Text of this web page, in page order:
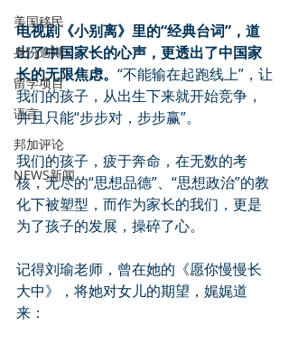
美国移民
身份逾期
留学项目
语言
邦加评论
NEWS新闻
电视剧《小别离》里的“经典台词”，道
出了中国家长的心声，更透出了中国家
长的无限焦虑。 “不能输在起跑线上”，让
我们的孩子，从出生下来就开始竞争，
并且只能“步步对，步步赢”。
我们的孩子，疲于奔命，在无数的考
核，无尽的“思想品德”、“思想政治”的教
化下被塑型，而作为家长的我们，更是
为了孩子的发展，操碎了心。
记得刘瑜老师，曾在她的《愿你慢慢长
大中》，将她对女儿的期望，娓娓道
来：